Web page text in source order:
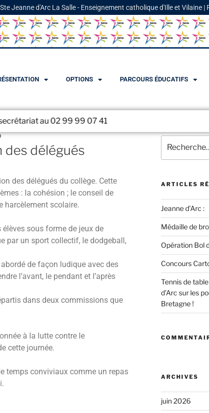
Jeanne d'Arc La Salle - Enseignement catholique d'Ille et Vilaine |
OPTIONS PARCOURS ÉDUCATIFS
02 99 99 07 41
des délégués
des délégués du collège. Cette
: la cohésion ; le conseil de
harcèlement scolaire.
sous forme de jeux de
par un sport collectif, le dodgeball,
de façon ludique avec des
l’avant, le pendant et l’après
dans deux commissions que
à la lutte contre le
cette journée.
temps conviviaux comme un repas
ARTICLES
Jeanne d’Arc :
Médaille de
Opération Bol
Concours
Tennis de
d’Arc sur les
Bretagne !
ARCHIVES
juin 2026